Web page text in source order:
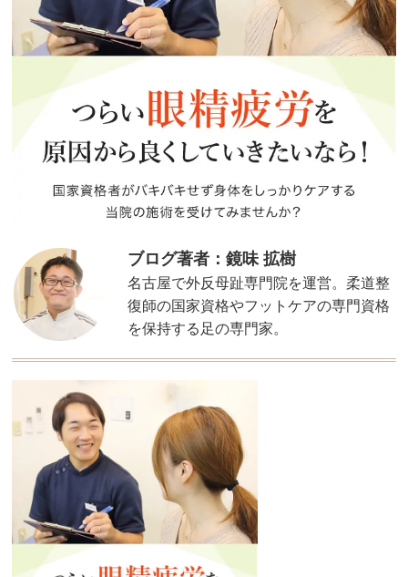
ブログ著者：鏡味 拡樹
名古屋で外反母趾専門院を運営。柔道整
復師の国家資格やフットケアの専門資格
を保持する足の専門家。